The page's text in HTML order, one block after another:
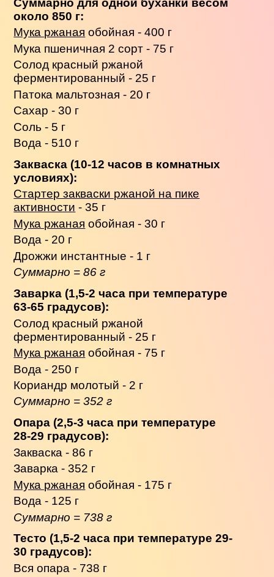
Суммарно для одной буханки весом
около 850 г:
Мука ржаная обойная - 400 г
Мука пшеничная 2 сорт - 75 г
Солод красный ржаной
ферментированный - 25 г
Патока мальтозная - 20 г
Сахар - 30 г
Соль - 5 г
Вода - 510 г
Закваска (10-12 часов в комнатных
условиях):
Стартер закваски ржаной на пике
активности - 35 г
Мука ржаная обойная - 30 г
Вода - 20 г
Дрожжи инстантные - 1 г
Суммарно = 86 г
Заварка (1,5-2 часа при температуре
63-65 градусов):
Солод красный ржаной
ферментированный - 25 г
Мука ржаная обойная - 75 г
Вода - 250 г
Кориандр молотый - 2 г
Суммарно = 352 г
Опара (2,5-3 часа при температуре
28-29 градусов):
Закваска - 86 г
Заварка - 352 г
Мука ржаная обойная - 175 г
Вода - 125 г
Суммарно = 738 г
Тесто (1,5-2 часа при температуре 29-
30 градусов):
Вся опара - 738 г